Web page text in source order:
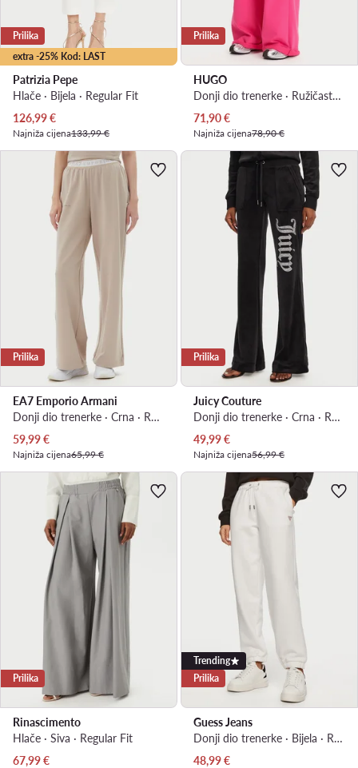
extra -25% Kod: LAST
Prilika
Patrizia Pepe
Hlače · Bijela · Regular Fit
Trenutna cijena
126,99€
Najniža cijena133,99 €
Prilika
HUGO
Donji dio trenerke · Ružičasta · Relaxed Fit
Trenutna cijena
71,90€
Najniža cijena78,90 €
Prilika
EA7 Emporio Armani
Donji dio trenerke · Crna · Regular Fit
Trenutna cijena
59,99€
Najniža cijena65,99 €
Prilika
Juicy Couture
Donji dio trenerke · Crna · Regular Fit
Trenutna cijena
49,99€
Najniža cijena56,99 €
Prilika
Rinascimento
Hlače · Siva · Regular Fit
Trenutna cijena
67,99€
Trending
Prilika
Guess Jeans
Donji dio trenerke · Bijela · Regular Fit
Trenutna cijena
48,99€